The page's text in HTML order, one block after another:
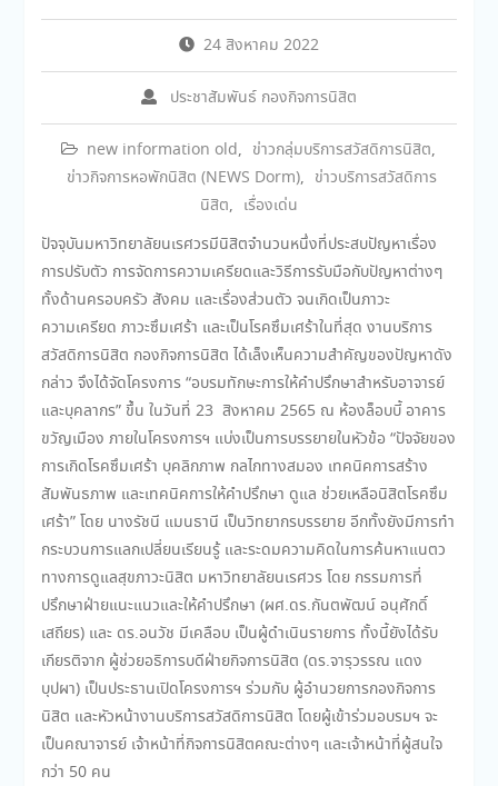
24 สิงหาคม 2022
ประชาสัมพันธ์ กองกิจการนิสิต
new information old, ข่าวกลุ่มบริการสวัสดิการนิสิต,
ข่าวกิจการหอพักนิสิต (NEWS Dorm), ข่าวบริการสวัสดิการ
นิสิต, เรื่องเด่น
ปัจจุบันมหาวิทยาลัยนเรศวรมีนิสิตจำนวนหนึ่งที่ประสบปัญหาเรื่อง
การปรับตัว การจัดการความเครียดและวิธีการรับมือกับปัญหาต่างๆ
ทั้งด้านครอบครัว สังคม และเรื่องส่วนตัว จนเกิดเป็นภาวะ
ความเครียด ภาวะซึมเศร้า และเป็นโรคซึมเศร้าในที่สุด งานบริการ
สวัสดิการนิสิต กองกิจการนิสิต ได้เล็งเห็นความสำคัญของปัญหาดัง
กล่าว จึงได้จัดโครงการ “อบรมทักษะการให้คำปรึกษาสำหรับอาจารย์
และบุคลากร” ขึ้น ในวันที่ 23 สิงหาคม 2565 ณ ห้องล็อบบี้ อาคาร
ขวัญเมือง ภายในโครงการฯ แบ่งเป็นการบรรยายในหัวข้อ “ปัจจัยของ
การเกิดโรคซึมเศร้า บุคลิกภาพ กลไกทางสมอง เทคนิคการสร้าง
สัมพันธภาพ และเทคนิคการให้คำปรึกษา ดูแล ช่วยเหลือนิสิตโรคซึม
เศร้า” โดย นางรัชนี แมนธานี เป็นวิทยากรบรรยาย อีกทั้งยังมีการทำ
กระบวนการแลกเปลี่ยนเรียนรู้ และระดมความคิดในการค้นหาแนตว
ทางการดูแลสุขภาวะนิสิต มหาวิทยาลัยนเรศวร โดย กรรมการที่
ปรึกษาฝ่ายแนะแนวและให้คำปรึกษา (ผศ.ดร.กันตพัฒน์ อนุศักดิ์
เสถียร) และ ดร.อนวัช มีเคลือบ เป็นผู้ดำเนินรายการ ทั้งนี้ยังได้รับ
เกียรติจาก ผู้ช่วยอธิการบดีฝ่ายกิจการนิสิต (ดร.จารุวรรณ แดง
บุปผา) เป็นประธานเปิดโครงการฯ ร่วมกับ ผู้อำนวยการกองกิจการ
นิสิต และหัวหน้างานบริการสวัสดิการนิสิต โดยผู้เข้าร่วมอบรมฯ จะ
เป็นคณาจารย์ เจ้าหน้าที่กิจการนิสิตคณะต่างๆ และเจ้าหน้าที่ผู้สนใจ
กว่า 50 คน